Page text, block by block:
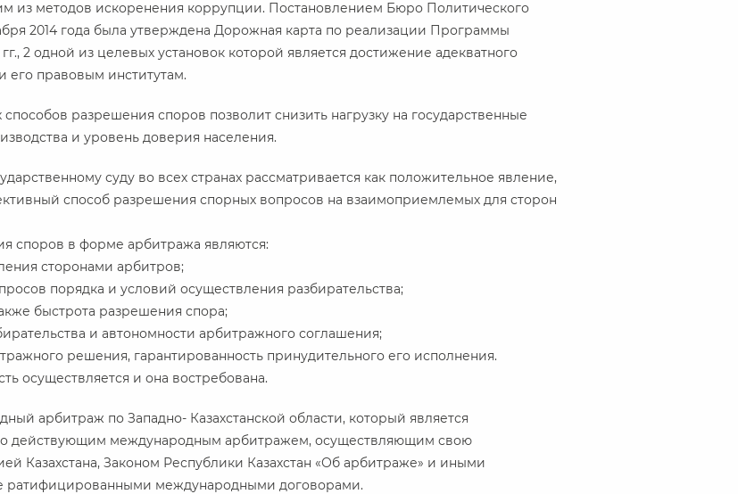
из методов искоренения коррупции. Постановлением Бюро Политического
2014 года была утверждена Дорожная карта по реализации Программы
2 одной из целевых установок которой является достижение адекватного
его правовым институтам.
разрешения споров позволит снизить нагрузку на государственные
и уровень доверия населения.
суду во всех странах рассматривается как положительное явление,
способ разрешения спорных вопросов на взаимоприемлемых для сторон
споров в форме арбитража являются:
сторонами арбитров;
порядка и условий осуществления разбирательства;
быстрота разрешения спора;
и автономности арбитражного соглашения;
решения, гарантированность принудительного его исполнения.
осуществляется и она востребована.
арбитраж по Западно- Казахстанской области, который является
действующим международным арбитражем, осуществляющим свою
Казахстана, Законом Республики Казахстан «Об арбитраже» и иными
ратифицированными международными договорами.